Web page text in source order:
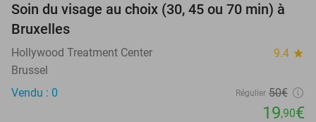
60%
TODAY
Soin du visage au choix (30, 45 ou 70 min) à
Bruxelles
Hollywood Treatment Center 9.4 star
Brussel
Vendu : 0
Régulier 50€
19,90€